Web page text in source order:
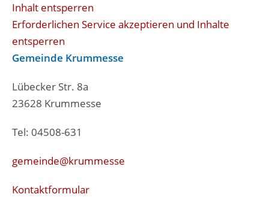
Inhalt entsperren
Erforderlichen Service akzeptieren und Inhalte
entsperren
Gemeinde Krummesse
Lübecker Str. 8a
23628 Krummesse
Tel: 04508-631
gemeinde@krummesse
Kontaktformular